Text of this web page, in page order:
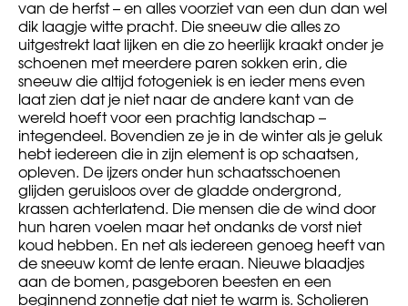
van de herfst – en alles voorziet van een dun dan wel
dik laagje witte pracht. Die sneeuw die alles zo
uitgestrekt laat lijken en die zo heerlijk kraakt onder je
schoenen met meerdere paren sokken erin, die
sneeuw die altijd fotogeniek is en ieder mens even
laat zien dat je niet naar de andere kant van de
wereld hoeft voor een prachtig landschap –
integendeel. Bovendien ze je in de winter als je geluk
hebt iedereen die in zijn element is op schaatsen,
opleven. De ijzers onder hun schaatsschoenen
glijden geruisloos over de gladde ondergrond,
krassen achterlatend. Die mensen die de wind door
hun haren voelen maar het ondanks de vorst niet
koud hebben. En net als iedereen genoeg heeft van
de sneeuw komt de lente eraan. Nieuwe blaadjes
aan de bomen, pasgeboren beesten en een
beginnend zonnetje dat niet te warm is. Scholieren